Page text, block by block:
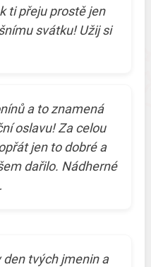
ti přeju prostě jen
svátku! Užij si
a to znamená
oslavu! Za celou
jen to dobré a
dařilo. Nádherné
den tvých jmenin a